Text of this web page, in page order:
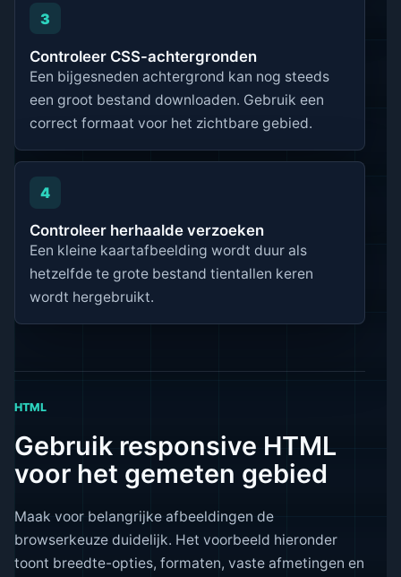
3
Controleer CSS-achtergronden
Een bijgesneden achtergrond kan nog steeds
een groot bestand downloaden. Gebruik een
correct formaat voor het zichtbare gebied.
4
Controleer herhaalde verzoeken
Een kleine kaartafbeelding wordt duur als
hetzelfde te grote bestand tientallen keren
wordt hergebruikt.
HTML
Gebruik responsive HTML
voor het gemeten gebied
Maak voor belangrijke afbeeldingen de
browserkeuze duidelijk. Het voorbeeld hieronder
toont breedte-opties, formaten, vaste afmetingen en